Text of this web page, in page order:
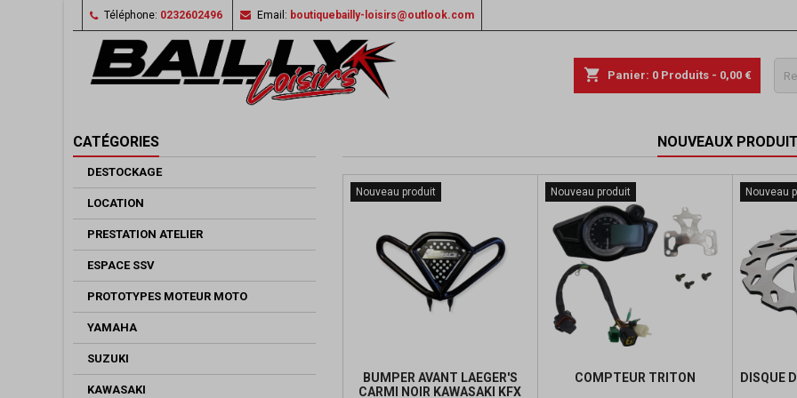
Téléphone: 0232602496 Email: boutiquebailly-loisirs@outlook.com
shopping_cart Panier: 0 Produits - 0,00 €
CATÉGORIES
DESTOCKAGE
LOCATION
PRESTATION ATELIER
ESPACE SSV
PROTOTYPES MOTEUR MOTO
YAMAHA
SUZUKI
KAWASAKI
NOUVEAUX
Nouveau produit
BUMPER AVANT LAEGER'S
CARMI NOIR KAWASAKI KFX
Nouveau produit
COMPTEUR TRITON
Nouveau
DISQUE